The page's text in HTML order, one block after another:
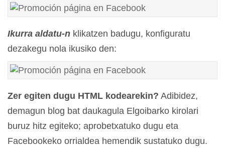
Ikurra aldatu-n klikatzen badugu, konfiguratu
dezakegu nola ikusiko den:
Zer egiten dugu HTML kodearekin? Adibidez,
demagun blog bat daukagula Elgoibarko kirolari
buruz hitz egiteko; aprobetxatuko dugu eta
Facebookeko orrialdea hemendik sustatuko dugu.